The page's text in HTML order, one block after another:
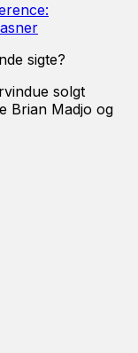
sigte?
solgt
Brian Madjo og